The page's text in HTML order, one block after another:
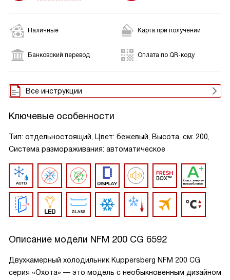
Наличные Карта при получении
Банковский перевод Оплата по QR-коду
Все инструкции
Ключевые особенности
Тип: отдельностоящий, Цвет: бежевый, Высота, см: 200,
Система размораживания: автоматическое
Описание модели NFM 200 CG 6592
Двухкамерный холодильник Kuppersberg NFM 200 CG
серия «Охота» — это модель с необыкновенным дизайном